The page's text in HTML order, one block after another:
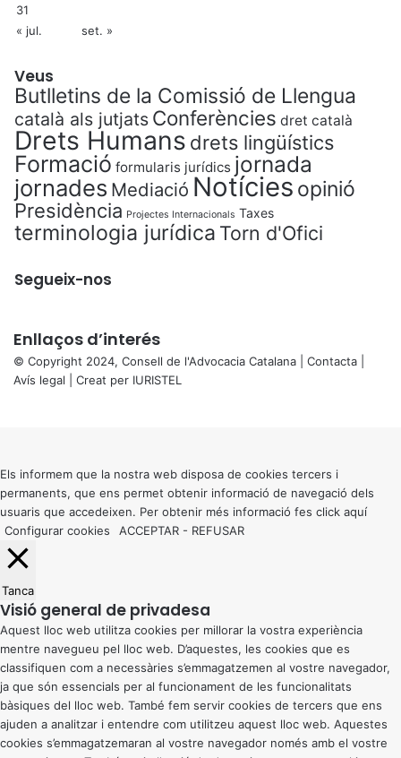
31
« jul.
set. »
Veus
Butlletins de la Comissió de Llengua
català als jutjats Conferències dret català
Drets Humans drets lingüístics
Formació formularis jurídics jornada
jornades Mediació Notícies opinió
Presidència Projectes Internacionals Taxes
terminologia jurídica Torn d'Ofici
Segueix-nos
Enllaços d’interés
© Copyright 2024, Consell de l'Advocacia Catalana | Contacta
Avís legal | Creat per IURISTEL
button
Els informem que la nostra web disposa de cookies tercers i
permanents, que ens permet obtenir informació de navegació dels
usuaris que accedeixen. Per obtenir més informació fes click aquí
Configurar cookies
ACCEPTAR - REFUSAR
Tanca
Visió general de privadesa
Aquest lloc web utilitza cookies per millorar la vostra experiència
mentre navegueu pel lloc web. D’aquestes, les cookies que es
classifiquen com a necessàries s’emmagatzemen al vostre navegador,
ja que són essencials per al funcionament de les funcionalitats
bàsiques del lloc web. També fem servir cookies de tercers que ens
ajuden a analitzar i entendre com utilitzeu aquest lloc web. Aquestes
cookies s’emmagatzemaran al vostre navegador només amb el vostre